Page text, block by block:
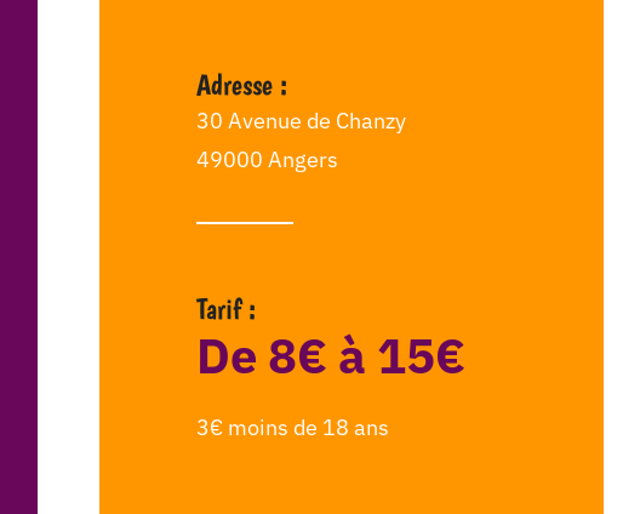
Adresse :
30 Avenue de Chanzy
49000 Angers
Tarif :
De 8€ à 15€
3€ moins de 18 ans